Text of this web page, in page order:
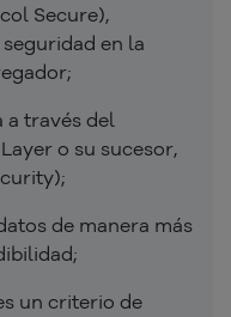
Secure),
en la
a través del
o su sucesor,
de manera más
un criterio de